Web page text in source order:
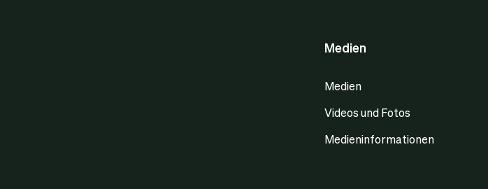
Medien
Medien
Videos und Fotos
Medieninformationen